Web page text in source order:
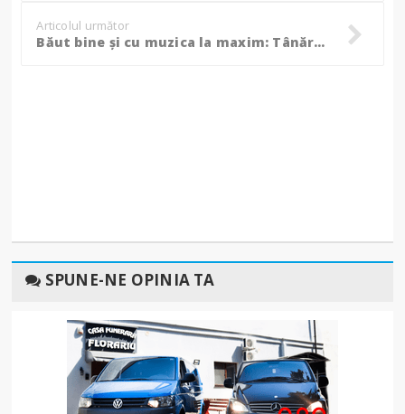
Articolul următor
Băut bine și cu muzica la maxim: Tânăr din Botoșani, amendat de jandarmi!
SPUNE-NE OPINIA TA